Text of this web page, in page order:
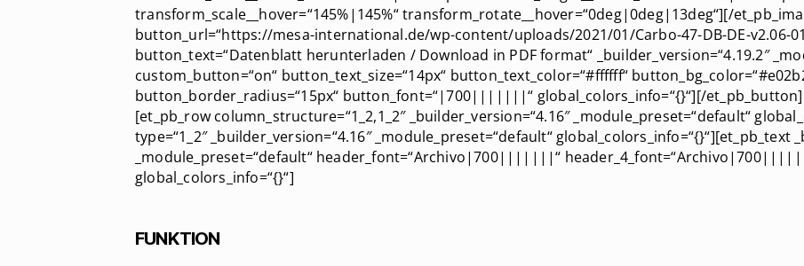
transform_scale__hover=“145%|145%“ transform_rotate__hover=“0deg|0deg|13deg“][/
button_url=“https://mesa-international.de/wp-content/uploads/2021/01/Carbo-47-DB-DE-v2.06-
button_text=“Datenblatt herunterladen / Download in PDF format“ _builder_version=“4.19.2″
custom_button=“on“ button_text_size=“14px“ button_text_color=“#ffffff“
button_border_radius=“15px“ button_font=“|700|||||||“ global_colors_info=“{}“][/
[et_pb_row column_structure=“1_2,1_2″ _builder_version=“4.16″ _module_preset=“default“
type=“1_2″ _builder_version=“4.16″ _module_preset=“default“ global_colors_info=“{}“][et_pb_text
_module_preset=“default“ header_font=“Archivo|700|||||||“
global_colors_info=“{}“]
FUNKTION